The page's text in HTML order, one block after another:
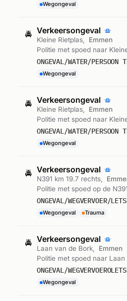
Wegongeval
🚔 Verkeersongeval
Kleine Rietplas,
Emmen
Politie met spoed naar
ONGEVAL/WATER/
Wegongeval
🚔 Verkeersongeval
Kleine Rietplas,
Emmen
Politie met spoed naar
ONGEVAL/WATER/
Wegongeval
🚔 Verkeersongeval
N391 km 19.7 rechts,
Politie met spoed op de
ONGEVAL/WEGVERVOER/
Wegongeval Trauma
🚔 Verkeersongeval
Laan van de Bork,
Emmen
Politie met spoed naar
ONGEVAL/
Wegongeval